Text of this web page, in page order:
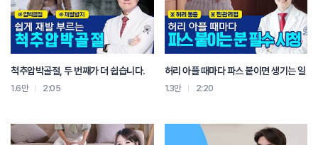
약침 치료: 턱 주변의 부종과 염증에 도움
한약치료: 근육 턱 인대 회복에 도움
전국 21개 병·의원에서 자생 비수술 척추치료를 받아보실 수 있습니다.
강남, 광주, 광화문, 노원, 대구, 대전, 목동, 부천, 분당, 서면, 수원, 안산, 울산,
척추압박골절, 두 번째가 더 쉽습니다.
1.6만 2:05
허리 아플 때마다 파스 붙이면 생기는 일
1.3만 2:20